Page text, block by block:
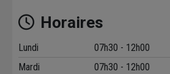
Horaires
Lundi 07h30 - 12h00
Mardi
07h30 - 12h00